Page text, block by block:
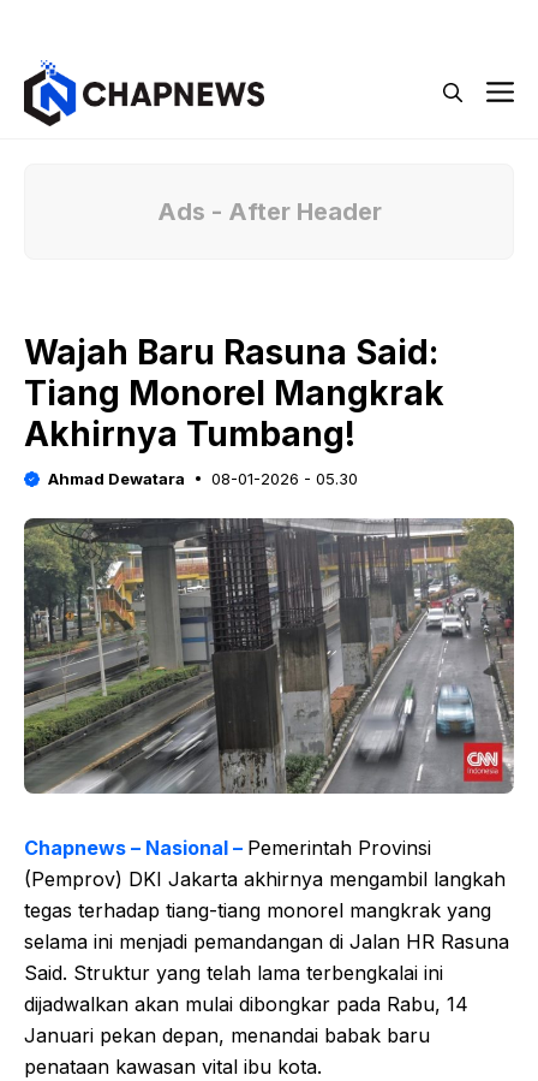
Ads - After Header
Wajah Baru Rasuna Said:
Tiang Monorel Mangkrak
Akhirnya Tumbang!
Ahmad Dewatara 08-01-2026 - 05.30
Chapnews – Nasional – Pemerintah Provinsi
(Pemprov) DKI Jakarta akhirnya mengambil langkah
tegas terhadap tiang-tiang monorel mangkrak yang
selama ini menjadi pemandangan di Jalan HR Rasuna
Said. Struktur yang telah lama terbengkalai ini
dijadwalkan akan mulai dibongkar pada Rabu, 14
Januari pekan depan, menandai babak baru
penataan kawasan vital ibu kota.